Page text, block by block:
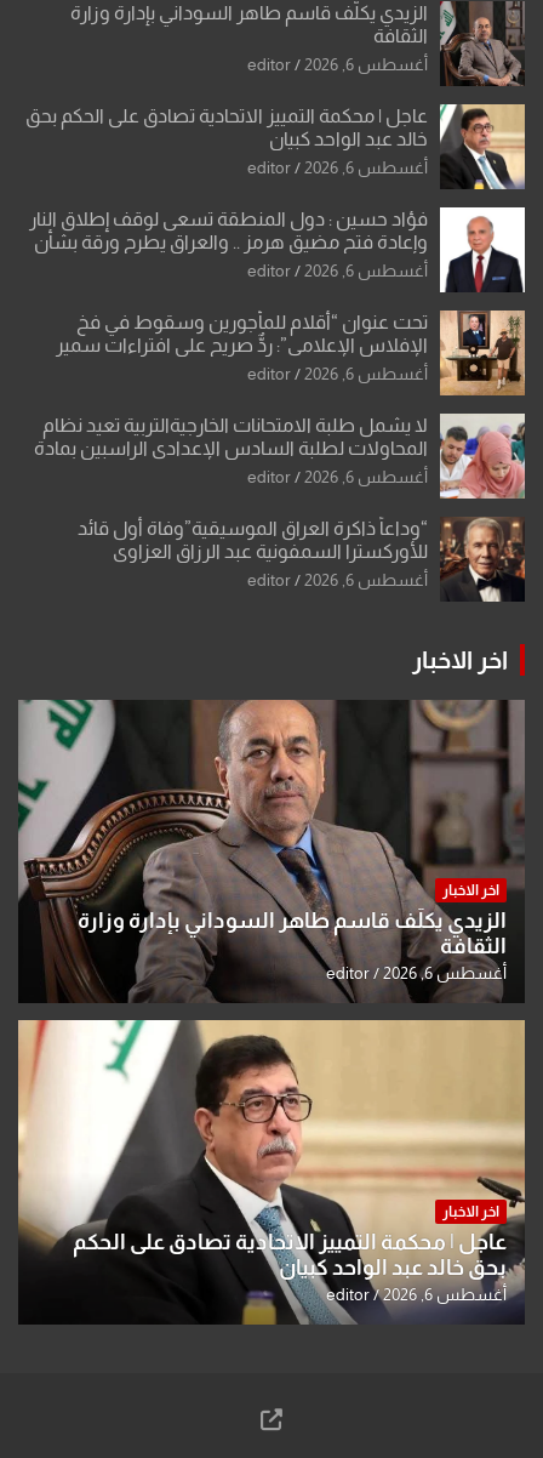
الزيدي يكلّف قاسم طاهر السوداني بإدارة وزارة
الثقافة
أغسطس 6, 2026 editor
عاجل | محكمة التمييز الاتحادية تصادق على الحكم بحق
خالد عبد الواحد كبيان
أغسطس 6, 2026 editor
فؤاد حسين : دول المنطقة تسعى لوقف إطلاق النار
وإعادة فتح مضيق هرمز .. والعراق يطرح ورقة بشأن
تحولات القدس
أغسطس 6, 2026 editor
تحت عنوان “أقلام للمأجورين وسقوط في فخ
الإفلاس الإعلامي”: ردٌّ صريح على افتراءات سمير
الشكرجي
أغسطس 6, 2026 editor
لا يشمل طلبة الامتحانات الخارجيةالتربية تعيد نظام
المحاولات لطلبة السادس الإعدادي الراسبين بمادة
أو مادتين
أغسطس 6, 2026 editor
“وداعاً ذاكرة العراق الموسيقية”وفاة أول قائد
للأوركسترا السمفونية عبد الرزاق العزاوي
أغسطس 6, 2026 editor
اخر الاخبار
اخر الاخبار
الزيدي يكلّف قاسم طاهر السوداني بإدارة وزارة
الثقافة
أغسطس 6, 2026 editor
اخر الاخبار
عاجل | محكمة التمييز الاتحادية تصادق على الحكم
بحق خالد عبد الواحد كبيان
أغسطس 6, 2026 editor